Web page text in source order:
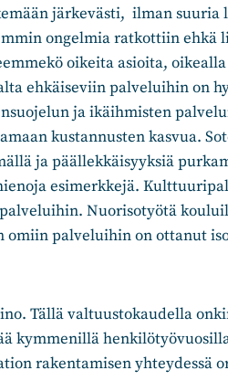
järkevästi, ilman suuria
ongelmia ratkottiin ehkä
oikeita asioita,
ehkäiseviin palveluihin on
ja ikäihmisten
kustannusten kasvua.
ja päällekkäisyyksiä
esimerkkejä.
Nuorisotyötä
palveluihin on ottanut
Tällä valtuustokaudella
kymmenillä
rakentamisen yhteydessä